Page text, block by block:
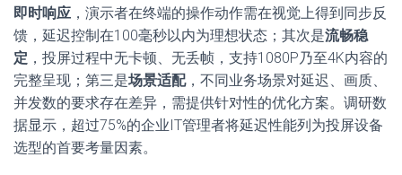
即时响应 ，演示者在终端的操作动作需在视觉上得到同步反
馈，延迟控制在100毫秒以内为理想状态；其次是流畅稳
定 ，投屏过程中无卡顿、无丢帧，支持1080P乃至4K内容的
完整呈现；第三是场景适配，不同业务场景对延迟、画质、
并发数的要求存在差异，需提供针对性的优化方案。调研数
据显示，超过75%的企业IT管理者将延迟性能列为投屏设备
选型的首要考量因素。